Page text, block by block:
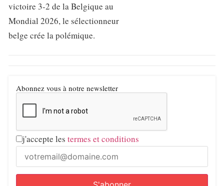
victoire 3-2 de la Belgique au
Mondial 2026, le sélectionneur
belge crée la polémique.
Abonnez vous à notre newsletter
j'accepte les termes et conditions